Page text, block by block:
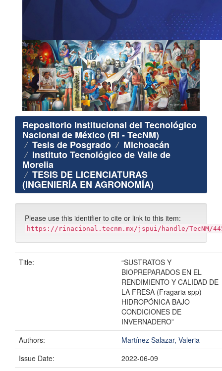
Repositorio Institucional del Tecnológico
Nacional de México (RI - TecNM)
Tesis de Posgrado Michoacán
Instituto Tecnológico de Valle de
Morelia
TESIS DE LICENCIATURAS
(INGENIERÍA EN AGRONOMÍA)
Please use this identifier to cite or link to this item:
https://rinacional.tecnm.mx/jspui/handle/TecNM/
Title:
“SUSTRATOS Y
BIOPREPARADOS EN EL
RENDIMIENTO Y CALIDAD DE
LA FRESA (Fragaria spp)
HIDROPÓNICA BAJO
CONDICIONES DE
INVERNADERO”
Authors:
Martínez Salazar, Valeria
Issue Date:
2022-06-09